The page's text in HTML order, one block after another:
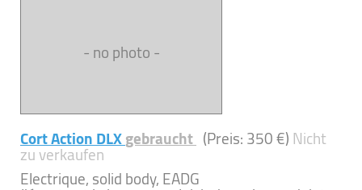
- no photo -
Cort Action DLXgebraucht (Preis: 350 €)Nicht
zu verkaufen
Electrique, solid body, EADG